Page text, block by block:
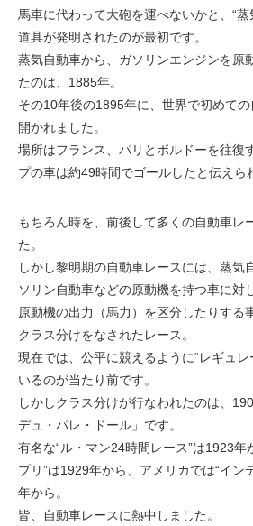
馬車に代わって大砲を運べないかと、“
道具が発明されたのが最初です。
蒸気自動車から、ガソリンエンジンを原
たのは、1885年。
その10年後の1895年に、世界で初めて
開かれました。
場所はフランス、パリとボルドーを往復
プの車は約49時間でゴールしたと伝えら
もちろん時を、前後して多くの自動車レ
た。
しかし黎明期の自動車レースには、蒸気
ソリン自動車などの原動機を持つ車に対
原動機の出力（馬力）を区分したりする
クラス分けをなされたレース。
現在では、公平に競えるように“レギュ
いるのが当たり前です。
しかしクラス分けが行なわれたのは、
デュ・パレ・ドール」です。
有名な“ル・マン24時間レース”は1923年
プリ”は1929年から、アメリカでは“イン
年から。
皆、自動車レースに熱中しました。